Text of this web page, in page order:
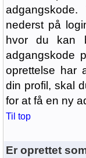
nederst på
hvor du kan
adgangskode
oprettelse har
din profil, skal
for at få en ny
Til top
Er oprettet